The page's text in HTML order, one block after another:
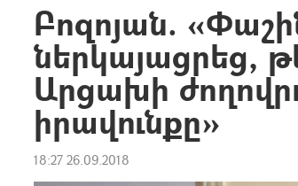
Բոզոյան.
ներկայացրեց,
Արցախի
իրավունքը»
18:27 26.09.2018